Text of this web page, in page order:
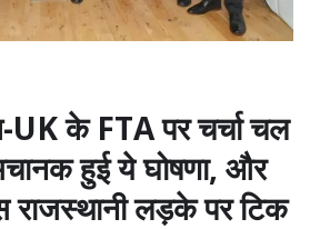
UK के FTA पर चर्चा चल
हुई ये घोषणा, और
राजस्थानी लड़के पर टिक